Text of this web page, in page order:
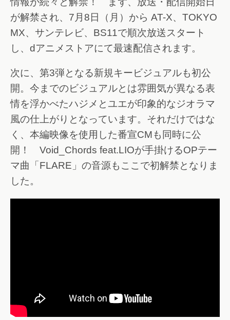
が解禁され、7月8日（月）から AT-X、TOKYO
MX、サンテレビ、BS11で順次放送スタート
し、dアニメストアにて最速配信されます。
次に、第3弾となる新規キービジュアルも初公
開。今までのビジュアルとは雰囲気が異なる表
情を浮かべたハジメとユエが印象的なジオラマ
風の仕上がりとなっています。それだけではな
く、本編映像を使用した番宣CMも同時に公
開！ Void_Chords feat.LIOが手掛けるOPテー
マ曲「FLARE」の音源もここで初解禁となりま
した。